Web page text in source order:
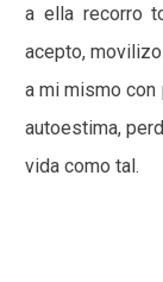
a ella recorro
acepto,
a mi mismo
autoestima,
vida como tal.